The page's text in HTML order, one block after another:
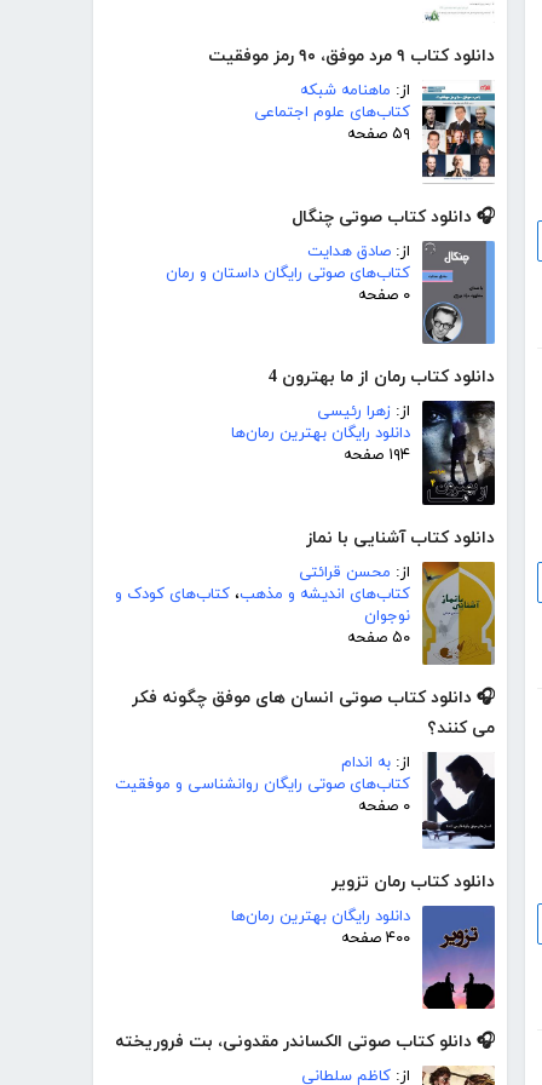
دانلود کتاب ۹ مرد موفق، ۹۰ رمز موفقیت
از: ماهنامه شبکه
کتاب‌های علوم اجتماعی
۵۹ صفحه
🎧 دانلود کتاب صوتی چنگال
از: صادق هدایت
کتاب‌های صوتی رایگان داستان و رمان
۰ صفحه
دانلود کتاب رمان از ما بهترون 4
از: زهرا رئیسی
دانلود رایگان بهترین رمان‌ها
۱۹۴ صفحه
دانلود کتاب آشنایی با نماز
از: محسن قرائتی
کتاب‌های اندیشه و مذهب، کتاب‌های کودک و
نوجوان
۵۰ صفحه
🎧 دانلود کتاب صوتی انسان های موفق چگونه فکر
می کنند؟
از: به اندام
کتاب‌های صوتی رایگان روانشناسی و موفقیت
۰ صفحه
دانلود کتاب رمان تزویر
دانلود رایگان بهترین رمان‌ها
۴۰۰ صفحه
🎧 دانلو کتاب صوتی الکساندر مقدونی، بت فروریخته
از: کاظم سلطانی